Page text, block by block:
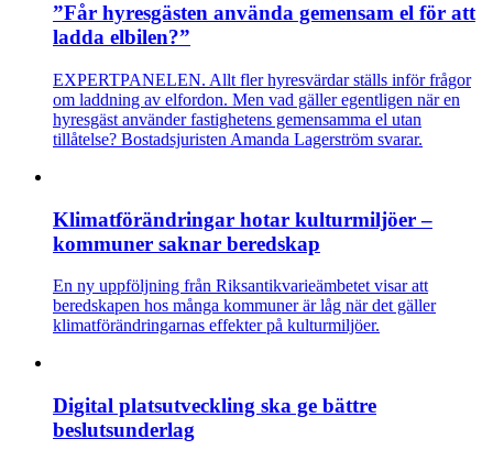
”Får hyresgästen använda gemensam el för att
ladda elbilen?”
EXPERTPANELEN. Allt fler hyresvärdar ställs inför frågor
om laddning av elfordon. Men vad gäller egentligen när en
hyresgäst använder fastighetens gemensamma el utan
tillåtelse? Bostadsjuristen Amanda Lagerström svarar.
Klimatförändringar hotar kulturmiljöer –
kommuner saknar beredskap
En ny uppföljning från Riksantikvarieämbetet visar att
beredskapen hos många kommuner är låg när det gäller
klimatförändringarnas effekter på kulturmiljöer.
Digital platsutveckling ska ge bättre
beslutsunderlag